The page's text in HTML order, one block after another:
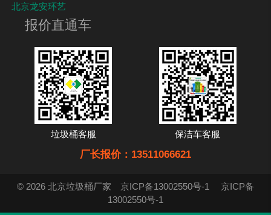
北京龙安环艺
报价直通车
垃圾桶客服 保洁车客服
厂长报价：13511066621
© 2026 北京垃圾桶厂家 京ICP备13002550号-1
京ICP备
13002550号-1